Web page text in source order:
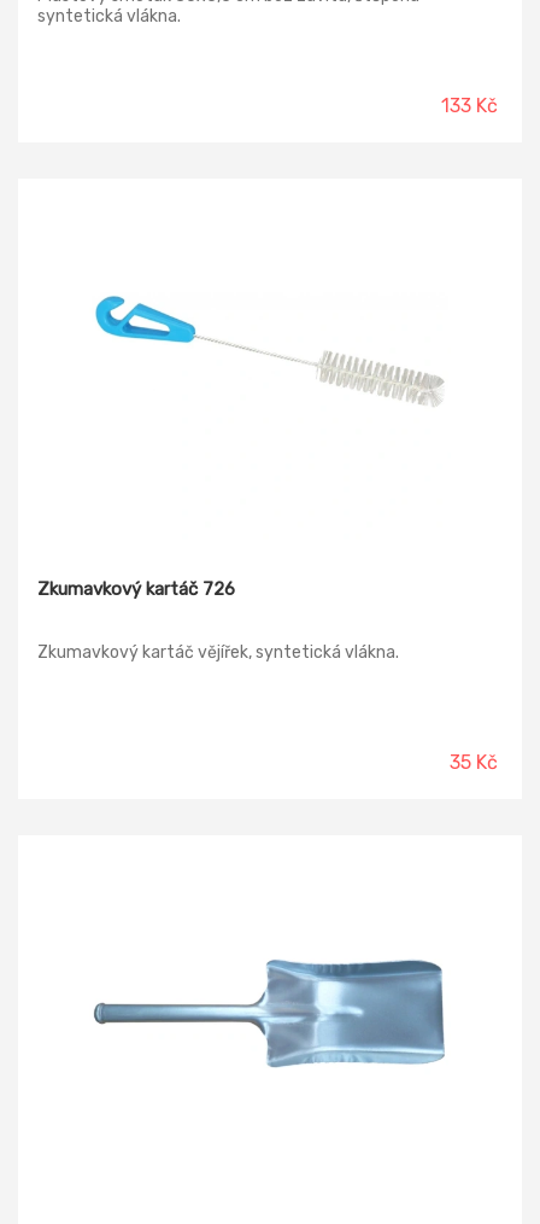
syntetická vlákna.
133 Kč
Zkumavkový kartáč 726
Zkumavkový kartáč vějířek, syntetická vlákna.
35 Kč